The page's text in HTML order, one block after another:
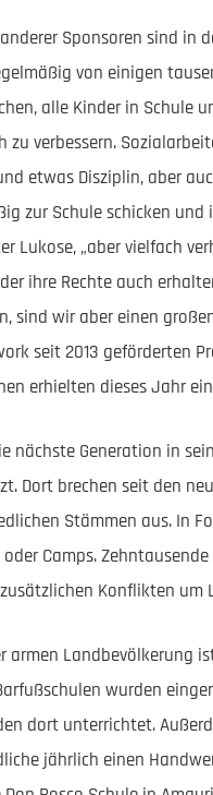
Sponsoren sind in
von einigen
alle Kinder in Schule
verbessern.
etwas Disziplin, aber
zur Schule schicken und
Lukose, „aber vielfach
ihre Rechte auch
sind wir aber einen
seit 2013 geförderten
erhielten dieses Jahr
Generation in
Dort brechen seit den
Stämmen aus. In
Camps.
Konflikten um
Landbevölkerung
wurden
dort unterrichtet.
jährlich einen